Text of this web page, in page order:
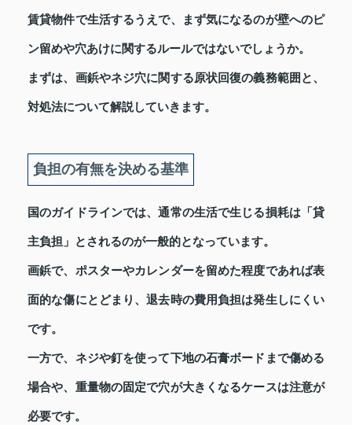
賃貸物件で生活するうえで、まず気になるのが壁へのピ
ン留めや穴あけに関するルールではないでしょうか。
まずは、画鋲やネジ穴に関する原状回復の義務範囲と、
対処法について解説していきます。
負担の有無を決める基準
国のガイドラインでは、通常の生活で生じる損耗は「貸
主負担」とされるのが一般的となっています。
画鋲で、ポスターやカレンダーを留めた程度であれば表
面的な傷にとどまり、退去時の費用負担は発生しにくい
です。
一方で、ネジや釘を使って下地の石膏ボードまで傷める
場合や、重量物の固定で穴が大きくなるケースは注意が
必要です。